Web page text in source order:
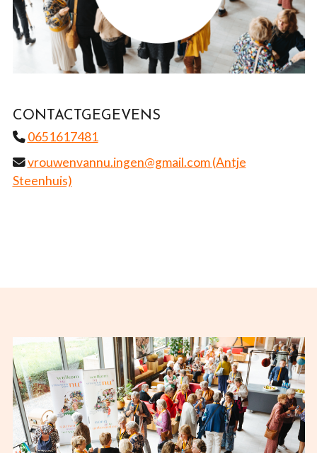
CONTACTGEGEVENS
0651617481
vrouwenvannu.ingen@gmail.com (Antje
Steenhuis)